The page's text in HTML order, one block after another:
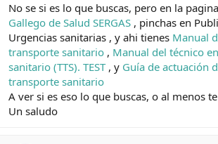
No se si es lo que buscas, pero en la
Gallego de Salud SERGAS , pinchas en
Urgencias sanitarias , y ahi tienes Manual
transporte sanitario , Manual del técnico
sanitario (TTS). TEST, y Guía de actuación
transporte sanitario
A ver si es eso lo que buscas, o al menos
Un saludo